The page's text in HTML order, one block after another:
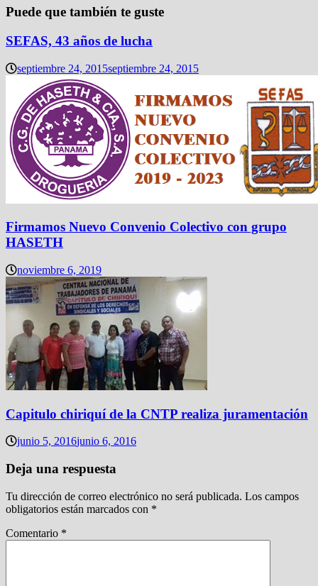
Puede que también te guste
SEFAS, 43 años de lucha
septiembre 24, 2015septiembre 24, 2015
Firmamos Nuevo Convenio Colectivo con grupo
HASETH
noviembre 6, 2019
Capitulo chiriquí de la CNTP realiza juramentación
junio 5, 2016junio 6, 2016
Deja una respuesta
Tu dirección de correo electrónico no será publicada. Los campos
obligatorios están marcados con *
Comentario *